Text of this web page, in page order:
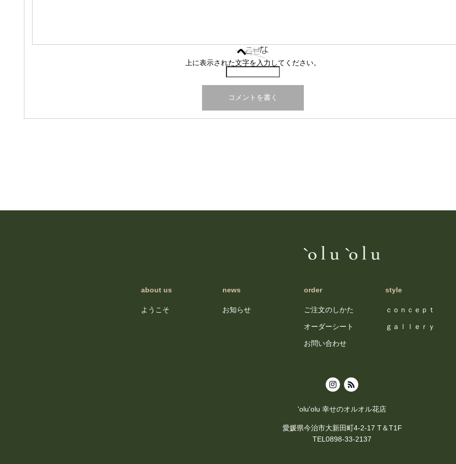
上に表示された文字を入力してください。
about us
ようこそ
news
お知らせ
order
ご注文のしかた
オーダーシート
お問い合わせ
style
ｃｏｎｃｅｐｔ
ｇａｌｌｅｒｙ
'olu'olu 幸せのオルオル花店
愛媛県今治市大新田町4-2-17 T＆T1F
TEL0898-33-2137